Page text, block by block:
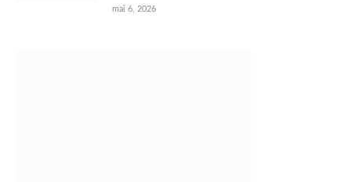
mai 6, 2026